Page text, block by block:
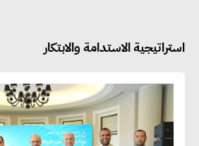
استراتيجية الاستدامة والابتكار